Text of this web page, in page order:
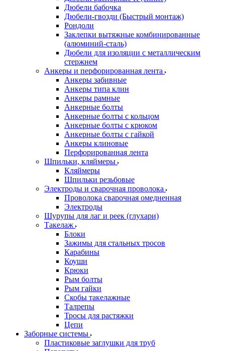
Дюбели бабочка
Дюбели-гвозди (Быстрый монтаж)
Рондоли
Заклепки вытяжные комбинированные
(алюминий-сталь)
Дюбели для изоляции с металлическим
стержнем
Анкеры и перфорированная лента
Анкеры забивные
Анкеры типа клин
Анкеры рамные
Анкерные болты
Анкерные болты с кольцом
Анкерные болты с крюком
Анкерные болты с гайкой
Анкеры клиновые
Перфорированная лента
Шпильки, кляймеры
Кляймеры
Шпильки резьбовые
Электроды и сварочная проволока
Проволока сварочная омедненная
Электроды
Шурупы для лаг и реек (глухари)
Такелаж
Блоки
Зажимы для стальных тросов
Карабины
Коуши
Крюки
Рым болты
Рым гайки
Скобы такелажные
Талрепы
Тросы для растяжки
Цепи
Заборные системы
Пластиковые заглушки для труб